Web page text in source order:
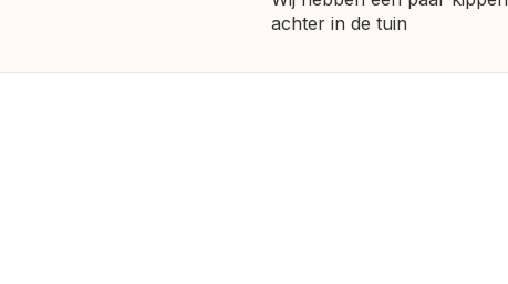
achter in de tuin